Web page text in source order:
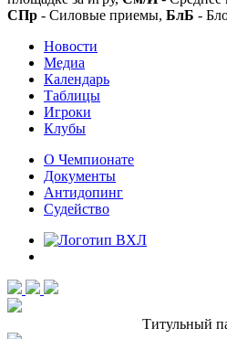
СПр - Силовые приемы, БлБ -
Новости
Медиа
Календарь
Таблицы
Игроки
Клубы
О Чемпионате
Документы
Антидопинг
Судейство
Титульный